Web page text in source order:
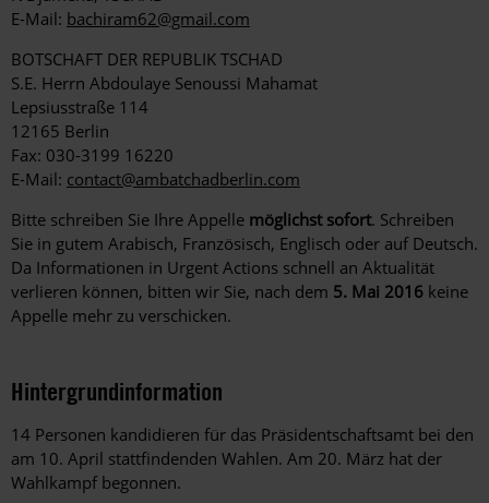
E-Mail: bachiram62@gmail.com
BOTSCHAFT DER REPUBLIK TSCHAD
S.E. Herrn Abdoulaye Senoussi Mahamat
Lepsiusstraße 114
12165 Berlin
Fax: 030-3199 16220
E-Mail: contact@ambatchadberlin.com
Bitte schreiben Sie Ihre Appelle möglichst sofort. Schreiben
Sie in gutem Arabisch, Französisch, Englisch oder auf Deutsch.
Da Informationen in Urgent Actions schnell an Aktualität
verlieren können, bitten wir Sie, nach dem 5. Mai 2016 keine
Appelle mehr zu verschicken.
Hintergrundinformation
Hintergrund
14 Personen kandidieren für das Präsidentschaftsamt bei den
am 10. April stattfindenden Wahlen. Am 20. März hat der
Wahlkampf begonnen.